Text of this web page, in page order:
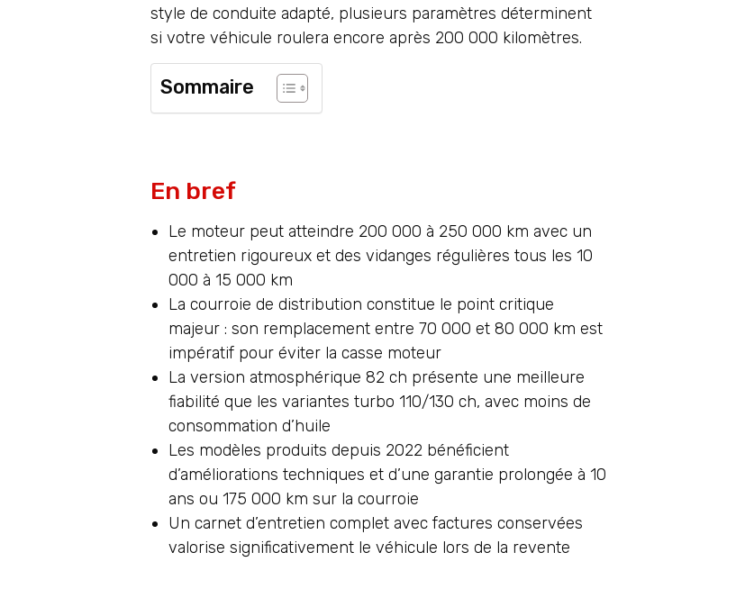
style de conduite adapté, plusieurs paramètres déterminent
si votre véhicule roulera encore après 200 000 kilomètres.
Sommaire
En bref
Le moteur peut atteindre 200 000 à 250 000 km avec un
entretien rigoureux et des vidanges régulières tous les 10
000 à 15 000 km
La courroie de distribution constitue le point critique
majeur : son remplacement entre 70 000 et 80 000 km est
impératif pour éviter la casse moteur
La version atmosphérique 82 ch présente une meilleure
fiabilité que les variantes turbo 110/130 ch, avec moins de
consommation d’huile
Les modèles produits depuis 2022 bénéficient
d’améliorations techniques et d’une garantie prolongée à 10
ans ou 175 000 km sur la courroie
Un carnet d’entretien complet avec factures conservées
valorise significativement le véhicule lors de la revente